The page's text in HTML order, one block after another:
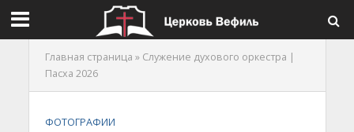
Главная страница » Служение духового оркестра |
Пасха 2026
ФОТОГРАФИИ